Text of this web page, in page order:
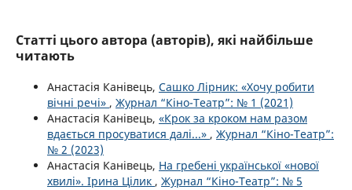
Статті цього автора (авторів), які найбільше
читають
Анастасія Канівець, Сашко Лірник: «Хочу робити
вічні речі» , Журнал “Кіно-Театр”: № 1 (2021)
Анастасія Канівець, «Крок за кроком нам разом
вдається просуватися далі...» , Журнал “Кіно-Театр”:
№ 2 (2023)
Анастасія Канівець, На гребені української «нової
хвилі». Ірина Цілик , Журнал “Кіно-Театр”: № 5